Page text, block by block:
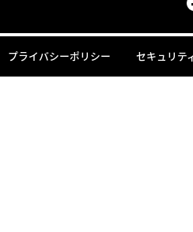
プライバシーポリシー セキュリテ